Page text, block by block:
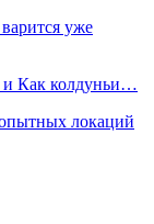
уже
и Как колдуньи…
локаций